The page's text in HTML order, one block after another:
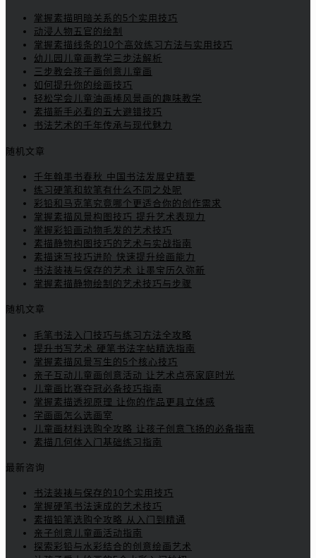
掌握素描明暗关系的5个实用技巧
动浸人物五官的绘制
掌握素描线条的10个高效练习方法与实用技巧
幼儿园儿童画教学三步法解析
三步教会孩子画创意儿童画
如何提升你的绘画技巧
轻松学会儿童油画棒风景画的趣味教学
素描新手必看的五大避错技巧
书法艺术的千年传承与现代魅力
随机文章
千年翰墨书春秋 中国书法发展史精要
练习硬笔和软笔有什么不同之处呢
彩铅和马克笔究竟哪个更适合你的创作需求
掌握素描风景构图技巧 提升艺术表现力
掌握彩铅画动物毛发的艺术技巧
素描静物构图技巧的艺术与实战指南
素描速写技巧进阶 快速提升绘画能力
书法装裱与保存的艺术 让墨宝历久弥新
掌握素描静物绘制的艺术技巧与步骤
随机文章
毛笔书法入门技巧与练习方法全攻略
提升书写艺术 硬笔书法字帖精选指南
掌握素描风景写生的5个核心技巧
亲子互动儿童画创意活动 让艺术点亮家庭时光
儿童画比赛夺冠必备技巧指南
掌握素描透视原理 让你的作品更具立体感
学画画怎么选画室
儿童画材料选购全攻略 让孩子创意飞扬的必备指南
素描几何体入门基础练习指南
最新咨询
书法装裱与保存的10个实用技巧
掌握硬笔书法速成的艺术技巧
素描铅笔选购全攻略 从入门到精通
亲子创意儿童画活动指南
探索彩铅与水彩结合的创意绘画艺术